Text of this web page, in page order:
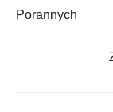
Porannych